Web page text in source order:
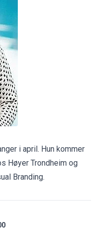
i april. Hun kommer
Høyer Trondheim og
Branding.